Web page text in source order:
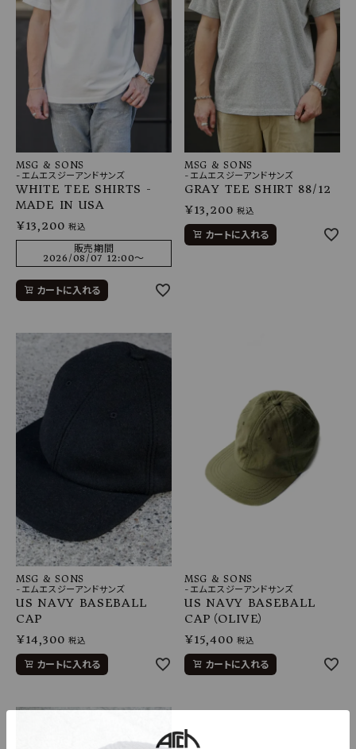
MSG & SONS
-エムエスジーアンドサンズ
WHITE TEE SHIRTS -
MADE IN USA
¥13,200 税込
販売期間
2026/08/07 12:00〜
カートに入れる
MSG & SONS
-エムエスジーアンドサンズ
GRAY TEE SHIRT 88/12
¥13,200 税込
カートに入れる
MSG & SONS
-エムエスジーアンドサンズ
US NAVY BASEBALL
CAP
¥14,300 税込
カートに入れる
MSG & SONS
-エムエスジーアンドサンズ
US NAVY BASEBALL
CAP（OLIVE）
¥15,400 税込
カートに入れる